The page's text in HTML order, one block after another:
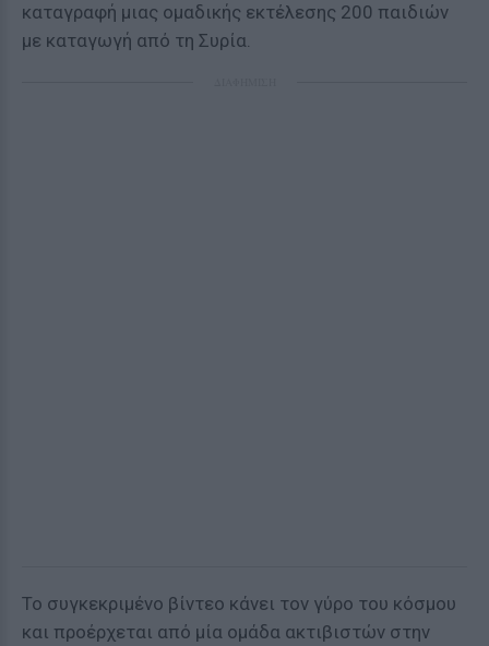
καταγραφή μιας ομαδικής εκτέλεσης 200 παιδιών
με καταγωγή από τη Συρία.
Το συγκεκριμένο βίντεο κάνει τον γύρο του κόσμου
και προέρχεται από μία ομάδα ακτιβιστών στην